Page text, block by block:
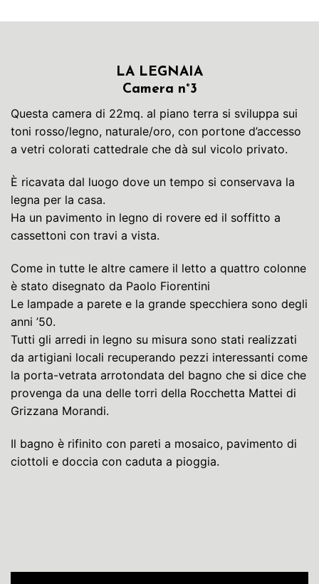
LA LEGNAIA
Camera n°3
Questa camera di 22mq. al piano terra si sviluppa sui
toni rosso/legno, naturale/oro, con portone d’accesso
a vetri colorati cattedrale che dà sul vicolo privato.
È ricavata dal luogo dove un tempo si conservava la
legna per la casa.
Ha un pavimento in legno di rovere ed il soffitto a
cassettoni con travi a vista.
Come in tutte le altre camere il letto a quattro colonne
è stato disegnato da Paolo Fiorentini
Le lampade a parete e la grande specchiera sono degli
anni ’50.
Tutti gli arredi in legno su misura sono stati realizzati
da artigiani locali recuperando pezzi interessanti come
la porta-vetrata arrotondata del bagno che si dice che
provenga da una delle torri della Rocchetta Mattei di
Grizzana Morandi.
Il bagno è rifinito con pareti a mosaico, pavimento di
ciottoli e doccia con caduta a pioggia.